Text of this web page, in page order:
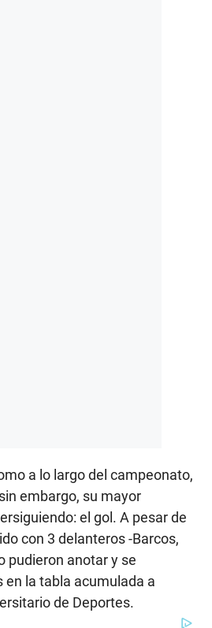
a lo largo del campeonato,
embargo, su mayor
el gol. A pesar de
con 3 delanteros -Barcos,
pudieron anotar y se
la tabla acumulada a
de Deportes.